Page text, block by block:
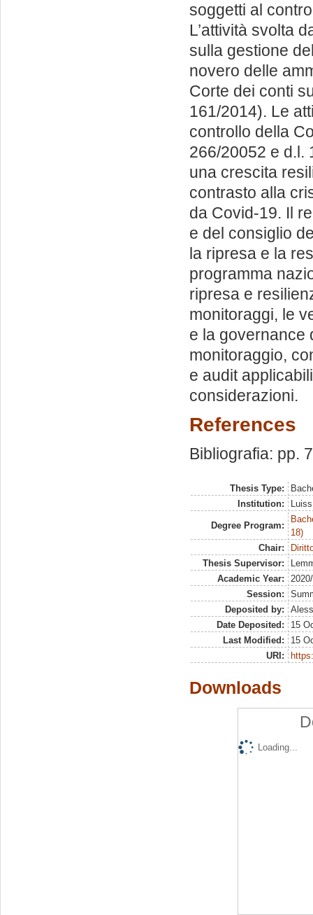
soggetti al
L’attività svolta
sulla gestione
novero delle
Corte dei conti
161/2014). Le
controllo della
266/20052 e d.l.
una crescita
contrasto alla
da Covid-19. Il
e del consiglio
la ripresa e la
programma
ripresa e
monitoraggi, le
e la governance
monitoraggio,
e audit
considerazioni.
References
Bibliografia: pp.
Thesis Type:
Institution:
Degree Program:
18)
Chair:
Thesis Supervisor:
Academic Year:
Session:
Deposited by:
Date Deposited:
15
Last Modified:
15
URI:
Downloads
Loading...